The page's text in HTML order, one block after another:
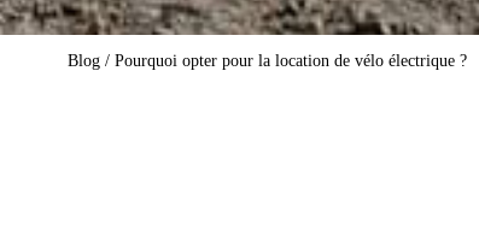
Blog / Pourquoi opter pour la location de vélo électrique ?